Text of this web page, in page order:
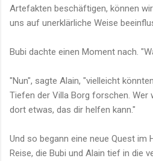
Artefakten beschäftigen, können
uns auf unerklärliche Weise
Bubi dachte einen Moment nach.
"Nun", sagte Alain, "vielleicht
Tiefen der Villa Borg forschen. Wer
dort etwas, das dir helfen kann."
Und so begann eine neue Quest im
Reise, die Bubi und Alain tief in die